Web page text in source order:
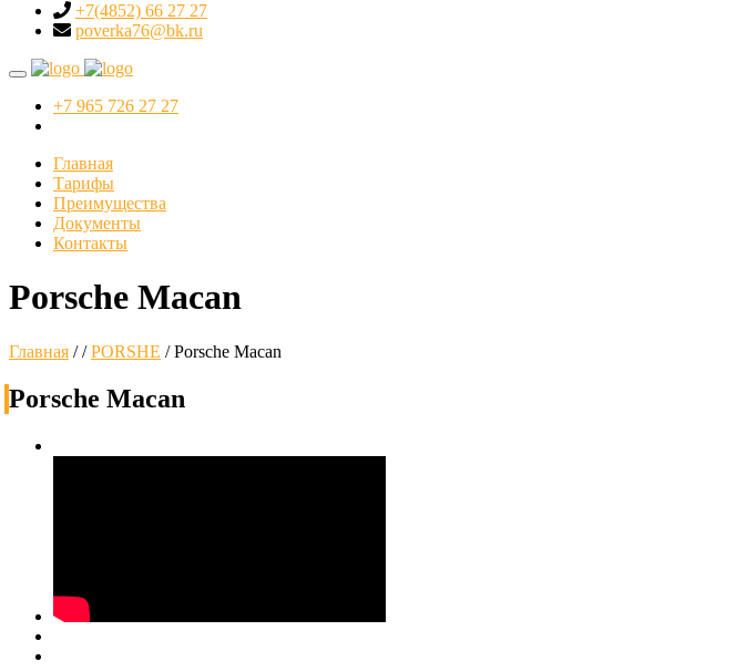
+7(4852) 66 27 27
poverka76@bk.ru
+7 965 726 27 27
Главная
Тарифы
Преимущества
Документы
Контакты
Porsche Macan
Главная //PORSHE /Porsche Macan
Porsche Macan